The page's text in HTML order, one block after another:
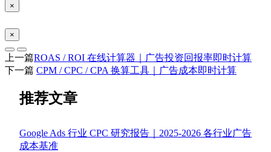
×
×
上一篇ROAS / ROI 在线计算器｜广告投资回报率即时计算
下一篇 CPM / CPC / CPA 换算工具｜广告成本即时计算
推荐文章
Google Ads 行业 CPC 研究报告｜2025-2026 各行业广告
成本基准